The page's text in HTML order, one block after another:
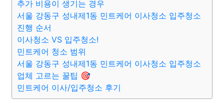
추가 비용이 생기는 경우
서울 강동구 성내제1동 민트케어 이사청소 입주청소
진행 순서
이사청소 VS 입주청소!
민트케어 청소 범위
서울 강동구 성내제1동 민트케어 이사청소 입주청소
업체 고르는 꿀팁 🎯
민트케어 이사/입주청소 후기